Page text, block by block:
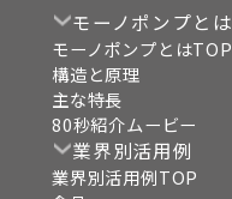
モーノポンプとは
モーノポンプとはTOP
構造と原理
主な特長
80秒紹介ムービー
業界別活用例
業界別活用例TOP